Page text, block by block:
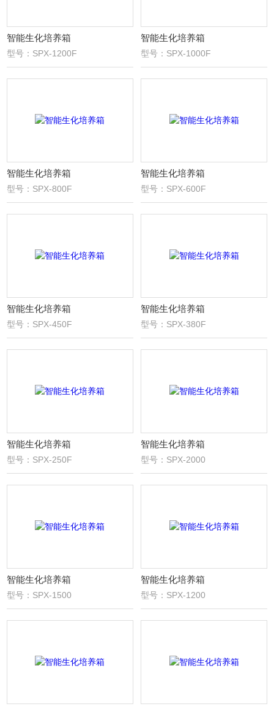
智能生化培养箱
型号：SPX-1200F
智能生化培养箱
型号：SPX-1000F
智能生化培养箱
型号：SPX-800F
智能生化培养箱
型号：SPX-600F
智能生化培养箱
型号：SPX-450F
智能生化培养箱
型号：SPX-380F
智能生化培养箱
型号：SPX-250F
智能生化培养箱
型号：SPX-2000
智能生化培养箱
型号：SPX-1500
智能生化培养箱
型号：SPX-1200